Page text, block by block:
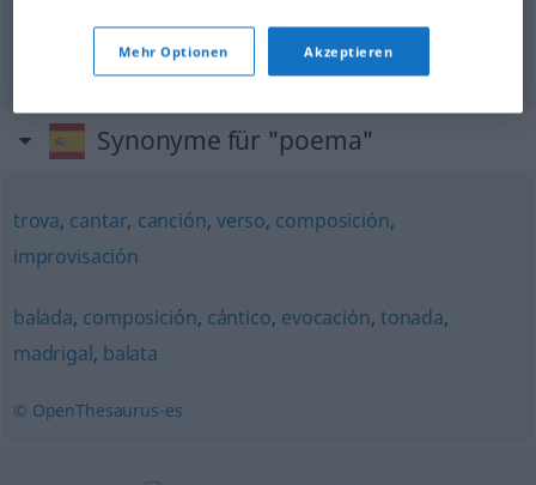
Heldengedichtn
Synonyme für "poema"
trova, cantar, canción, verso, composición,
improvisación
balada, composición, cántico, evocación, tonada,
madrigal, balata
© OpenThesaurus-es
Mehr Optionen Akzeptieren